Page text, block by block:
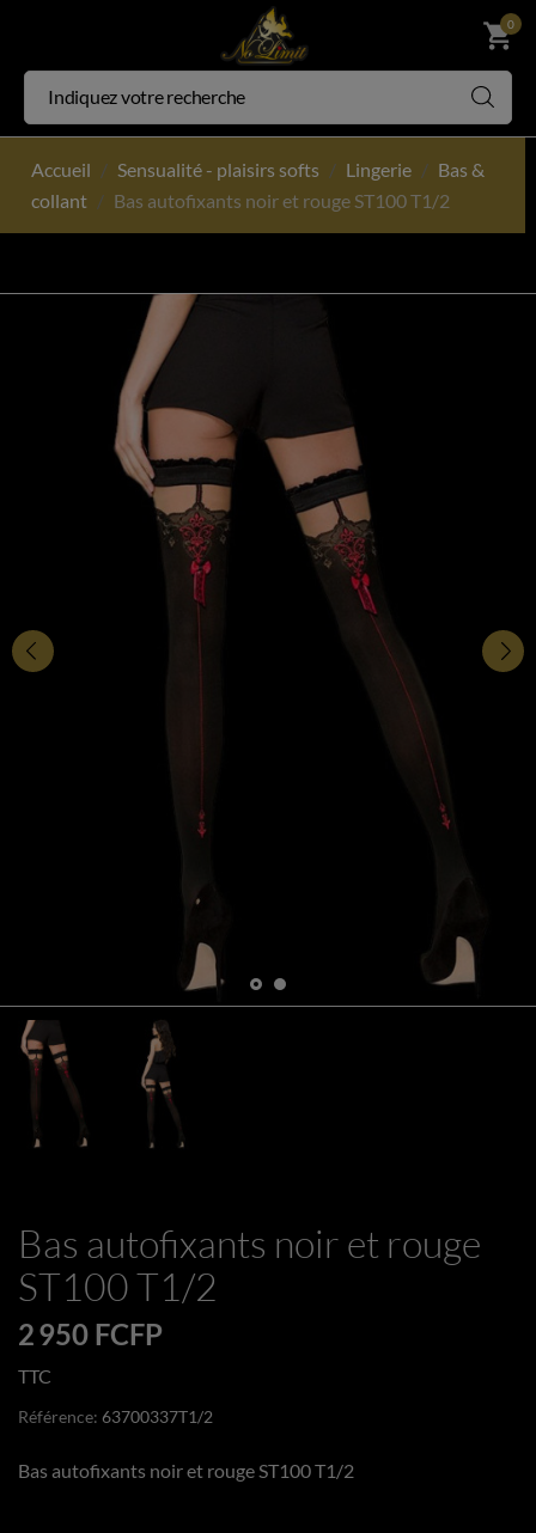
shopping_cart
0
Accueil Sensualité - plaisirs softs Lingerie
Bas &
collant
Bas autofixants noir et rouge ST100 T1/2
Bas autofixants noir et rouge
ST100 T1/2
2 950 FCFP
TTC
Référence: 63700337T1/2
Bas autofixants noir et rouge ST100 T1/2